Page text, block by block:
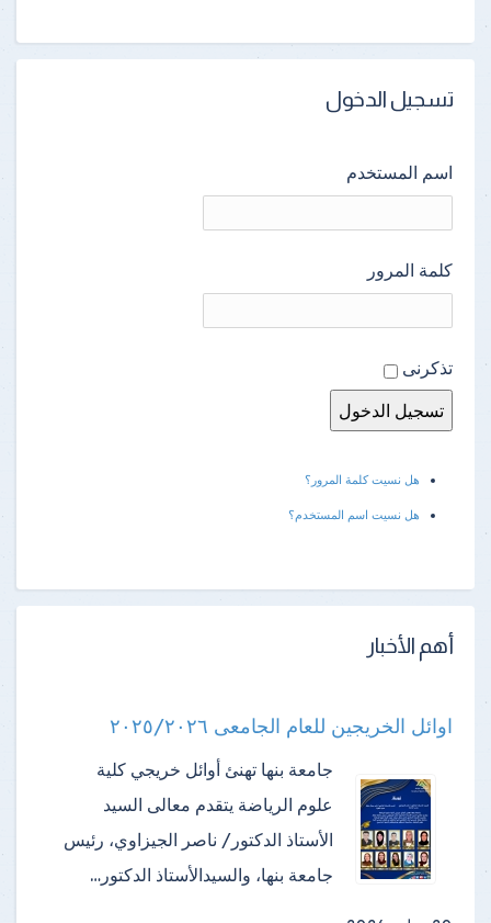
تسجيل الدخول
اسم المستخدم
كلمة المرور
تذكرنى
هل نسيت كلمة المرور؟
هل نسيت اسم المستخدم؟
أهم الأخبار
اوائل الخريجين للعام الجامعى ٢٠٢٥/٢٠٢٦
جامعة بنها تهنئ أوائل خريجي كلية
علوم الرياضة ​يتقدم معالى السيد
الأستاذ الدكتور/ ناصر الجيزاوي، رئيس
جامعة بنها، والسيدالأستاذ الدكتور…